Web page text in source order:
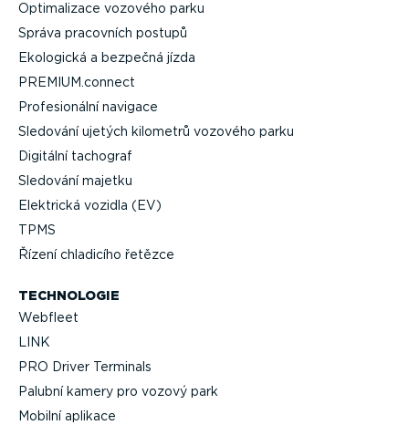
Optima­lizace vozového parku
Správa pracovních postupů
Ekologická a bezpečná jízda
PREMIUM.connect
Profe­si­o­nální navigace
Sledování ujetých kilometrů vozového parku
Digitální tachograf
Sledování majetku
Elektrická vozidla (EV)
TPMS
Řízení chladicího řetězce
TECHNOLOGIE
Webfleet
LINK
PRO Driver Terminals
Palubní kamery pro vozový park
Mobilní aplikace